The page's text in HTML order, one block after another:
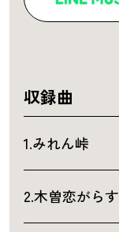
収録曲
1.みれん峠
2.木曽恋がらす